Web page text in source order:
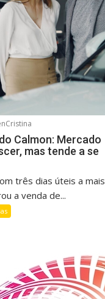
Calmon: Mercado
mas tende a se
três dias úteis a mais
a venda de...